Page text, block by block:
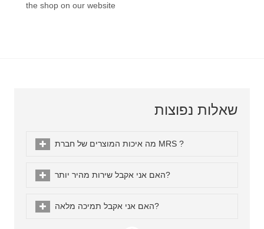
the shop on our website
שאלות נפוצות
מה איכות המוצרים של חברת MRS ?
האם אני אקבל שירות מהיר יותר?
האם אני אקבל תמיכה מלאה?